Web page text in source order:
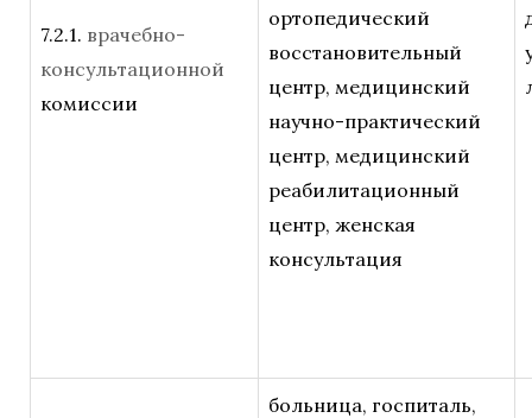
7.2.1. врачебно-
консультационной
комиссии
ортопедический
восстановительный
центр, медицинский
научно-практический
центр, медицинский
реабилитационный
центр, женская
консультация
больница, госпиталь,